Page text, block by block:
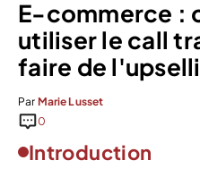
E-commerce :
utiliser le call
faire de
Par Marie Lusset
0
Introduction